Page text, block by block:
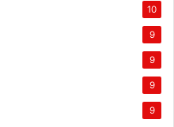
10
9
9
9
9